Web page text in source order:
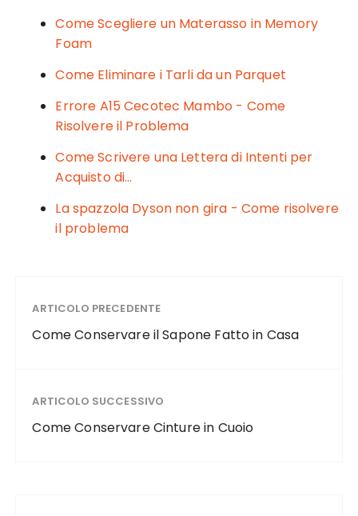
b
o
o
k
r st vi
Come Scegliere un Materasso in Memory
Foam
Come Eliminare i Tarli da un Parquet
Errore A15 Cecotec Mambo - Come
Risolvere il Problema
Come Scrivere una Lettera di Intenti per
Acquisto di…
La spazzola Dyson non gira - Come risolvere
il problema
ARTICOLO PRECEDENTE
Come Conservare il Sapone Fatto in Casa
ARTICOLO SUCCESSIVO
Come Conservare Cinture in Cuoio